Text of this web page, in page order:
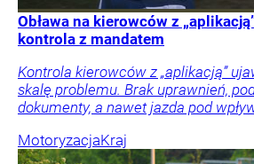
Obława na kierowców z
kontrola z mandatem
Kontrola kierowców z „aplikacją”
skalę problemu. Brak uprawnień,
dokumenty, a nawet jazda pod
MotoryzacjaKraj